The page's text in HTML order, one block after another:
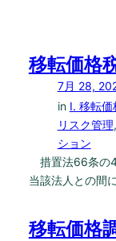
移転価格
7月 28,
in I. 移転価
リスク管理,
ション
措置法66条の4
当該法人との間
移転価格